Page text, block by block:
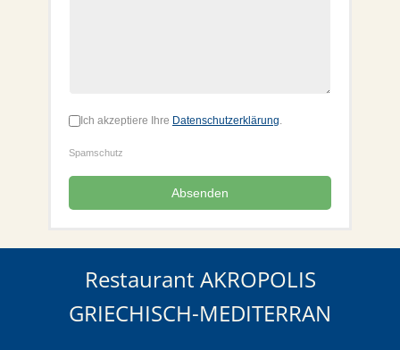
Datenschutz akzeptiert (1=ja)
Ich akzeptiere Ihre Datenschutzerklärung.
Spamschutz
Absenden
Restaurant AKROPOLIS
GRIECHISCH-MEDITERRAN